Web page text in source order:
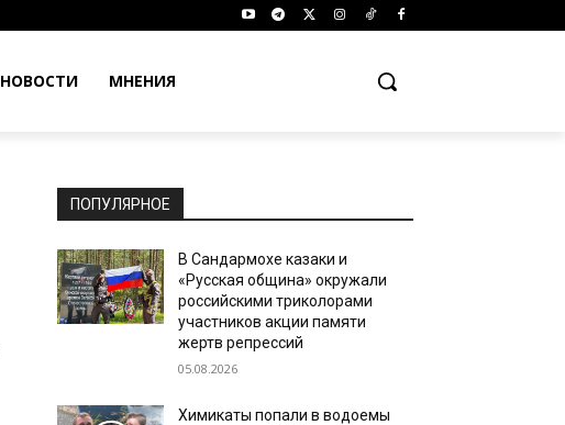
НОВОСТИ МНЕНИЯ
ПОПУЛЯРНОЕ
В Сандармохе казаки и
«Русская община» окружали
российскими триколорами
участников акции памяти
жертв репрессий
05.08.2026
Химикаты попали в водоемы